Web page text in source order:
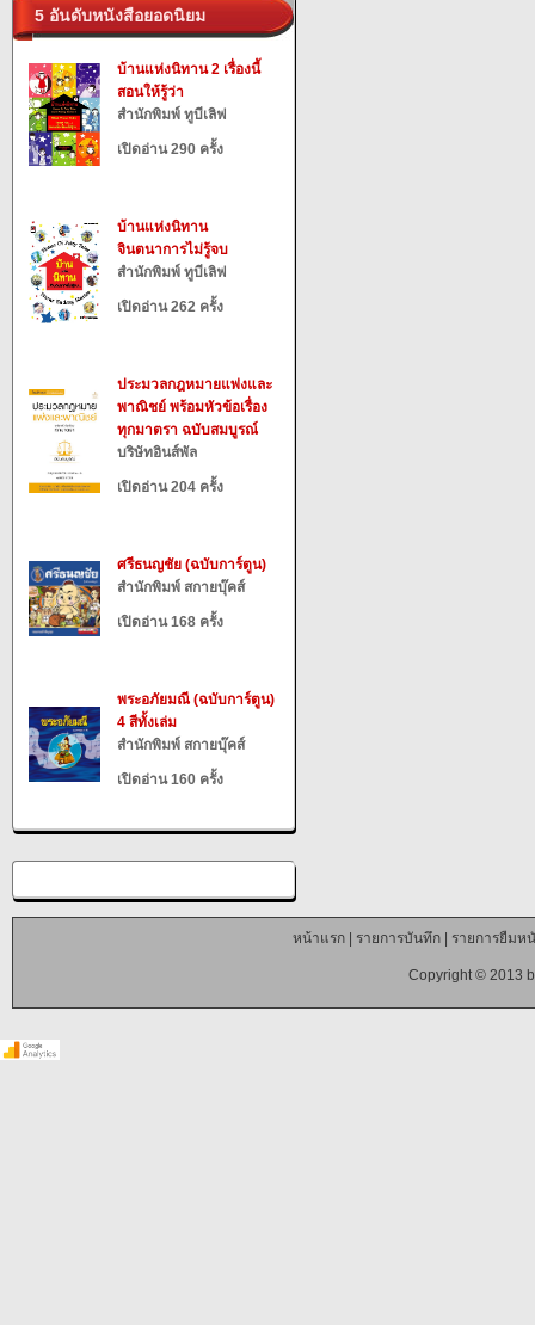
5 อันดับหนังสือยอดนิยม
บ้านแห่งนิทาน 2 เรื่องนี้
สอนให้รู้ว่า
สำนักพิมพ์ ทูบีเลิฟ
เปิดอ่าน 290 ครั้ง
บ้านแห่งนิทาน
จินตนาการไม่รู้จบ
สำนักพิมพ์ ทูบีเลิฟ
เปิดอ่าน 262 ครั้ง
ประมวลกฎหมายแพ่งและ
พาณิชย์ พร้อมหัวข้อเรื่อง
ทุกมาตรา ฉบับสมบูรณ์
บริษัทอินส์พัล
เปิดอ่าน 204 ครั้ง
ศรีธนญชัย (ฉบับการ์ตูน)
สำนักพิมพ์ สกายบุ๊คส์
เปิดอ่าน 168 ครั้ง
พระอภัยมณี (ฉบับการ์ตูน)
4 สีทั้งเล่ม
สำนักพิมพ์ สกายบุ๊คส์
เปิดอ่าน 160 ครั้ง
หน้าแรก| รายการบันทึก| รายการยืมห
Copyright © 2013